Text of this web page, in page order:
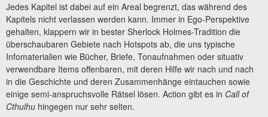
Jedes Kapitel ist dabei auf ein Areal begrenzt, das während des
Kapitels nicht verlassen werden kann. Immer in Ego-Perspektive
gehalten, klappern wir in bester Sherlock Holmes-Tradition die
überschaubaren Gebiete nach Hotspots ab, die uns typische
Infomaterialien wie Bücher, Briefe, Tonaufnahmen oder situativ
verwendbare Items offenbaren, mit deren Hilfe wir nach und nach
in die Geschichte und deren Zusammenhänge eintauchen sowie
einige semi-anspruchsvolle Rätsel lösen. Action gibt es in Call of
Cthulhu hingegen nur sehr selten.